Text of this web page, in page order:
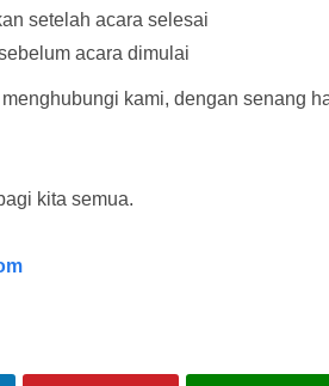
setelah acara selesai
acara dimulai
kami, dengan senang
kita semua.